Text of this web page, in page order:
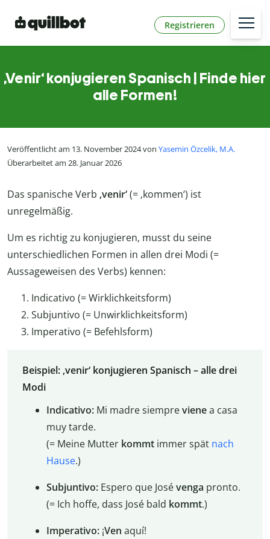
Registrieren
‚Venir‘ konjugieren Spanisch | Finde hier
alle Formen!
Veröffentlicht am 13. November 2024 von Yasemin Özcelik, M.A.
Überarbeitet am 28. Januar 2026
Das spanische Verb ‚venir‘(= ‚kommen‘) ist
unregelmäßig.
Um es richtig zu konjugieren, musst du seine
unterschiedlichen Formen in allen drei Modi (=
Aussageweisen des Verbs) kennen:
Indicativo (= Wirklichkeitsform)
Subjuntivo (= Unwirklichkeitsform)
Imperativo (= Befehlsform)
Beispiel: ‚venir‘ konjugieren Spanisch – alle drei
Modi
Indicativo:Mi madre siemprevienea casa
muy tarde.
(= Meine Mutter kommt immer spät nach
Hause.)
Subjuntivo:Espero que Josévenga pronto.
(= Ich hoffe, dass José bald kommt.)
Imperativo:¡Ven aquí!